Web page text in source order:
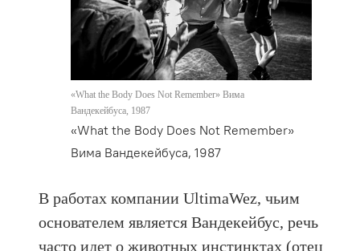
«What the Body Does Not Remember» Вима
Вандекейбуса, 1987
«What the Body Does Not Remember»
Вима Вандекейбуса, 1987
В работах компании UltimaWez, чьим
основателем является Вандекейбус, речь
часто идет о животных инстинктах (отец